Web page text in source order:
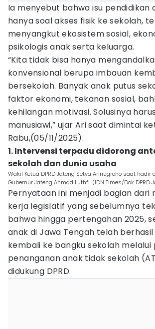
Ia menyebut bahwa isu pendidikan
hanya soal akses fisik ke sekolah,
menyangkut ekosistem sosial,
psikologis anak serta keluarga.
“Kita tidak bisa hanya
konvensional berupa imbauan
bersekolah. Banyak anak putus
faktor ekonomi, tekanan sosial,
kehilangan motivasi. Solusinya
manusiawi,” ujar Ari saat dimintai
Rabu,(05/11/2025).
1. Intervensi terpadu didorong
sekolah dan dunia usaha
Wakil Ketua DPRD Jateng Setya Arinugroho saat
Gubernur Jateng Ahmad Luthfi. (IDN Times/Dok DPRD
Pernyataan ini menjadi bagian dari
kerja legislatif yang sebelumnya
bahwa hingga pertengahan 2025,
anak di Jawa Tengah telah
kembali ke bangku sekolah
penanganan anak tidak sekolah
didukung DPRD.